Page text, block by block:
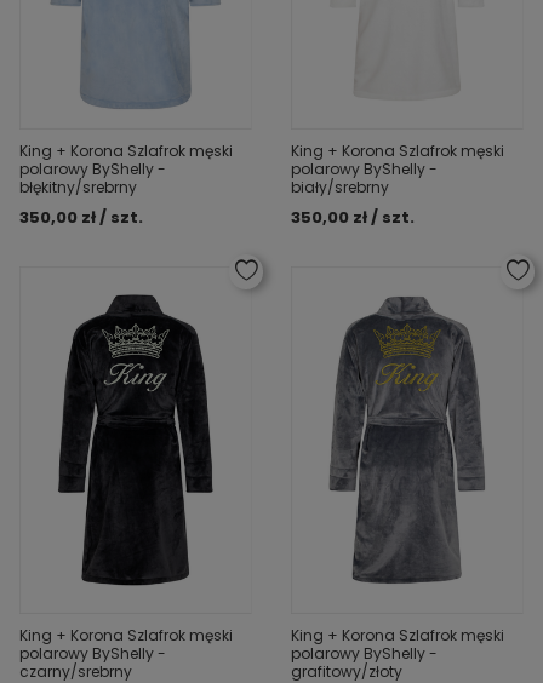
King + Korona Szlafrok męski
polarowy ByShelly -
błękitny/srebrny
350,00 zł / szt.
King + Korona Szlafrok męski
polarowy ByShelly -
biały/srebrny
350,00 zł / szt.
King + Korona Szlafrok męski
polarowy ByShelly -
czarny/srebrny
King + Korona Szlafrok męski
polarowy ByShelly -
grafitowy/złoty